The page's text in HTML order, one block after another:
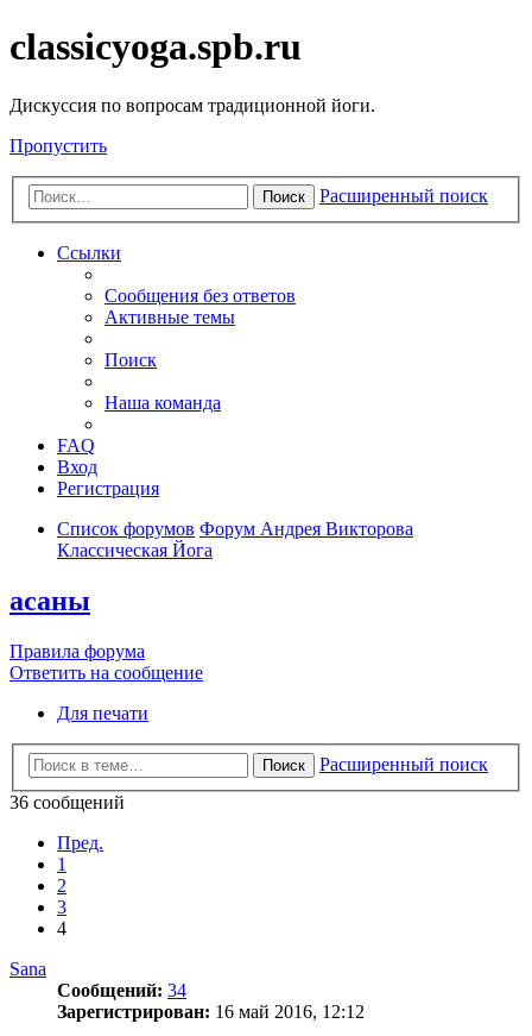
classicyoga.spb.ru
Дискуссия по вопросам традиционной йоги.
Пропустить
Поиск Расширенный поиск
Ссылки
Сообщения без ответов
Активные темы
Поиск
Наша команда
FAQ
Вход
Регистрация
Список форумов Форум Андрея Викторова
Классическая Йога
асаны
Правила форума
Ответить на сообщение
Для печати
Поиск
Расширенный поиск
36 сообщений
Пред.
1
2
3
4
Sana
Сообщений: 34
Зарегистрирован: 16 май 2016, 12:12